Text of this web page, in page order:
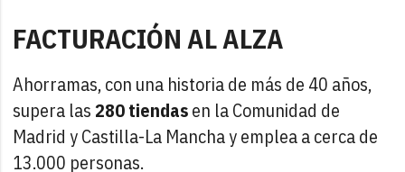
FACTURACIÓN AL ALZA
Ahorramas, con una historia de más de 40 años,
supera las280 tiendasen la Comunidad de
Madrid y Castilla-La Mancha y emplea a cerca de
13.000 personas.